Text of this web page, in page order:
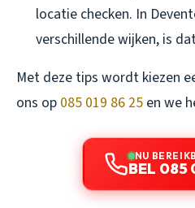
locatie checken. In
verschillende wijken, is
Met deze tips wordt kiezen
ons op 085 019 86 25 en we
NU
BEL 085